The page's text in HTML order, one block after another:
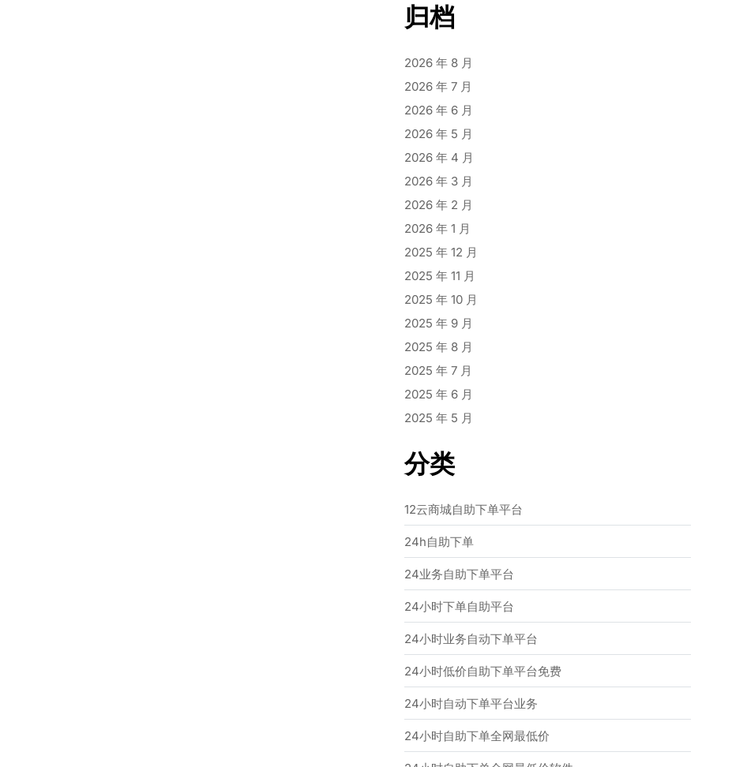
归档
2026 年 8 月
2026 年 7 月
2026 年 6 月
2026 年 5 月
2026 年 4 月
2026 年 3 月
2026 年 2 月
2026 年 1 月
2025 年 12 月
2025 年 11 月
2025 年 10 月
2025 年 9 月
2025 年 8 月
2025 年 7 月
2025 年 6 月
2025 年 5 月
分类
12云商城自助下单平台
24h自助下单
24业务自助下单平台
24小时下单自助平台
24小时业务自动下单平台
24小时低价自助下单平台免费
24小时自动下单平台业务
24小时自助下单全网最低价